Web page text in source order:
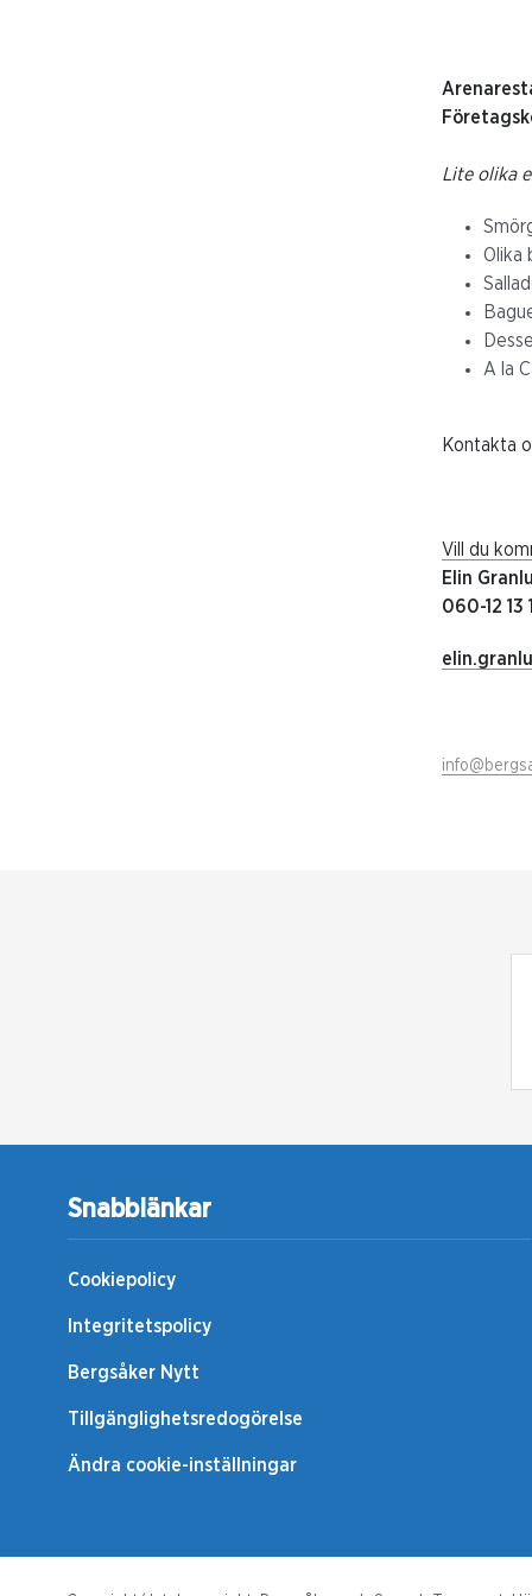
Lite olika
Olika
A la
Kontakta
Vill du
Elin
060-12
Snabblänkar
Cookiepolicy
Integritetspolicy
Bergsåker Nytt
Tillgänglighetsredogörelse
Ändra cookie-inställningar